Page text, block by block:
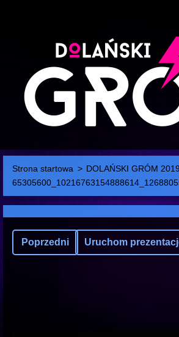
Strona startowa > DOLAŃSKI GRÓM
Poprzedni Uruchom